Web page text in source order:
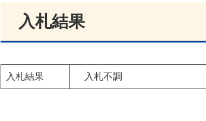
入札結果
入札結果 入札不調